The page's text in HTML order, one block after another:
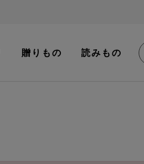
贈りもの 読みもの